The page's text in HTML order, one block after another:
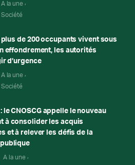
A la une
Société
plus de 200 occupants vivent sous
effondrement, les autorités
d’urgence
A la une
Société
le CNOSCG appelle le nouveau
à consolider les acquis
et à relever les défis de la
A la une